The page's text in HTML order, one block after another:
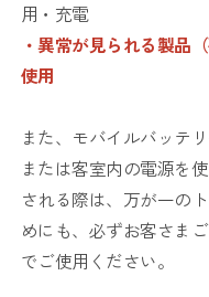
用・充電
・異常が見られる製品
使用
また、モバイルバッテ
または客室内の電源を
される際は、万が一の
めにも、必ずお客さま
でご使用ください。